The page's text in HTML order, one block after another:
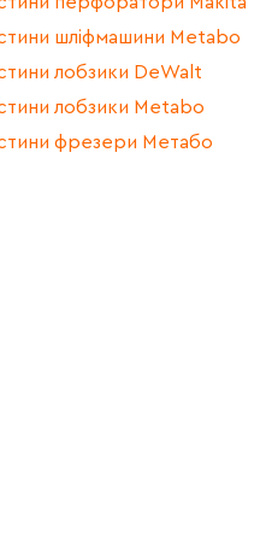
шліфмашини Metabo
лобзики DeWalt
лобзики Metabo
фрезери Метабо